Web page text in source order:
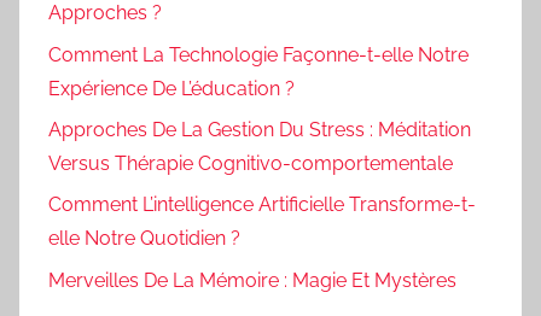
Approches ?
Comment La Technologie Façonne-t-elle Notre
Expérience De L’éducation ?
Approches De La Gestion Du Stress : Méditation
Versus Thérapie Cognitivo-comportementale
Comment L’intelligence Artificielle Transforme-t-
elle Notre Quotidien ?
Merveilles De La Mémoire : Magie Et Mystères